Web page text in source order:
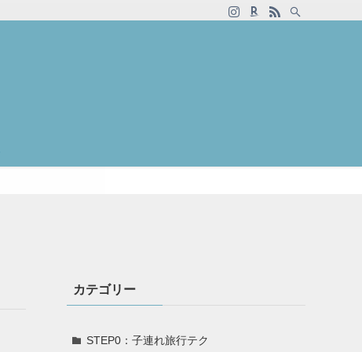
カテゴリー
STEP0：子連れ旅行テク